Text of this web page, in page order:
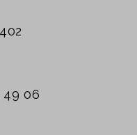
49 06